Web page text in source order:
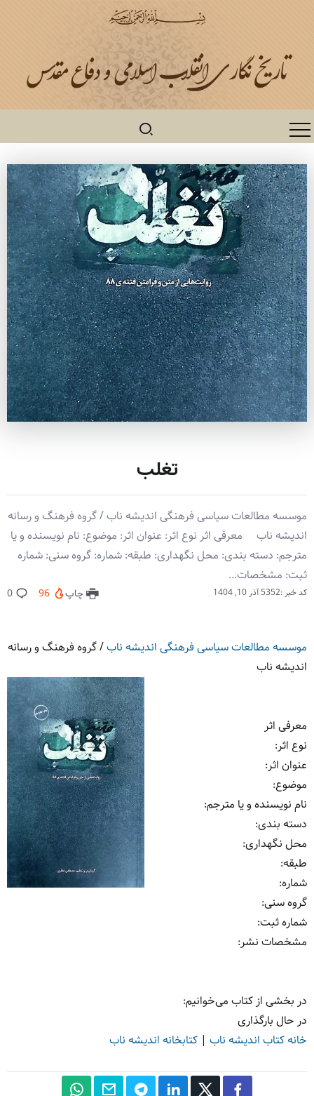
تغلب
موسسه مطالعات سیاسی فرهنگی اندیشه ناب / گروه فرهنگ و رسانه
اندیشه ناب معرفی اثر نوع اثر: عنوان اثر: موضوع: نام نویسنده و یا
مترجم: دسته بندی: محل نگهداری: طبقه: شماره: گروه سنی: شماره
ثبت: مشخصات...
کد خبر :5352 آذر 10, 1404 چاپ 96
0
موسسه مطالعات سیاسی فرهنگی اندیشه ناب/گروه فرهنگ و رسانه
اندیشه ناب
معرفی اثر
نوع اثر:
عنوان اثر:
موضوع:
نام نویسنده و یا مترجم:
دسته بندی:
محل نگهداری:
طبقه:
شماره:
گروه سنی:
شماره ثبت:
مشخصات نشر: ‏‫
در بخشی از کتاب می‌خوانیم:
در حال بارگذاری
خانه کتاب اندیشه ناب | کتابخانه اندیشه ناب